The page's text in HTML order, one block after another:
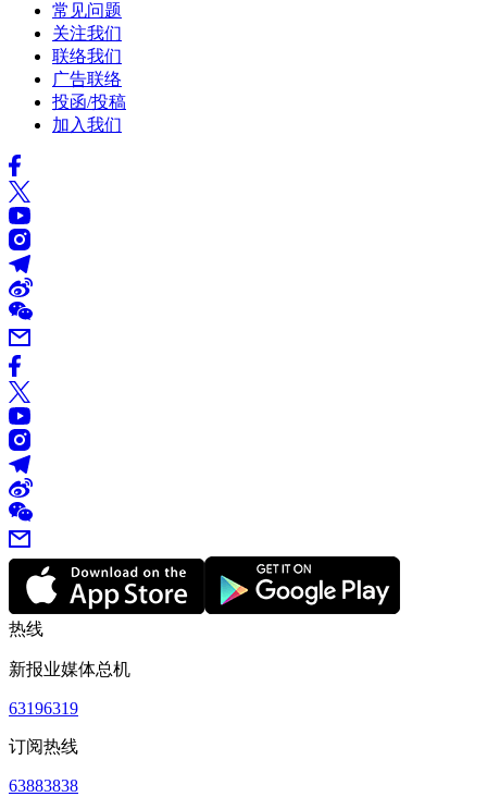
常见问题
关注我们
联络我们
广告联络
投函/投稿
加入我们
热线
新报业媒体总机
63196319
订阅热线
63883838